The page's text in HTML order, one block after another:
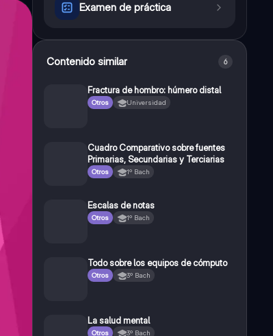
Examen de práctica
Contenido similar 6
Fractura de hombro: húmero distal
Otros Universidad
Cuadro Comparativo sobre fuentes
Primarias, Secundarias y Terciarias
Otros 1º Bach
Escalas de notas
Otros 1º Bach
Todo sobre los equipos de cómputo
Otros 3º Bach
La salud mental
Otros 3º Bach